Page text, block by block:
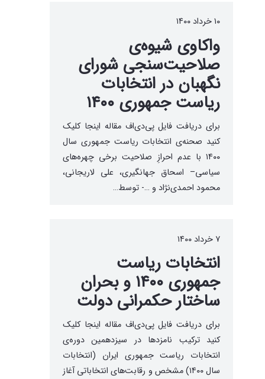
۱۰ خرداد ۱۴۰۰
واکاوی شیوه‌ی
صلاحیت‌سنجی شورای
نگهبان در انتخابات
ریاست جمهوری ۱۴۰۰
برای دریافت فایل پی‌دی‌اف مقاله اینجا کلیک
کنید صحنه‌ی انتخابات ریاست جمهوری سال
۱۴۰۰ با عدم احرازِ صلاحیت برخی چهره‌های
سیاسی– اسحاق جهانگیری، علی لاریجانی،
محمود احمدی‌نژاد و …- توسط…
۷ خرداد ۱۴۰۰
انتخابات ریاست
جمهوری ۱۴۰۰ و بحران
ساختار حکمرانی دولت
برای دریافت فایل پی‌دی‌اف مقاله اینجا کلیک
کنید ترکیب نامزدها در سیزدهمین دوره‌ی
انتخابات ریاست جمهوری ایران (انتخابات
سال ۱۴۰۰) مشخص و رقابت‌های انتخاباتی آغاز